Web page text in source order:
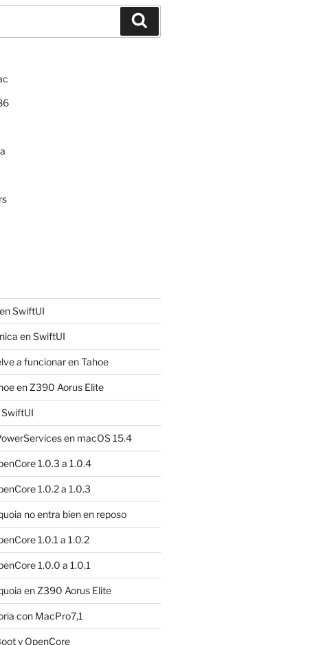
SwiftUI
en SwiftUI
a funcionar en Tahoe
en Z390 Aorus Elite
en macOS 15.4
1.0.3 a 1.0.4
1.0.2 a 1.0.3
no entra bien en reposo
1.0.1 a 1.0.2
1.0.0 a 1.0.1
en Z390 Aorus Elite
con MacPro7,1
y OpenCore